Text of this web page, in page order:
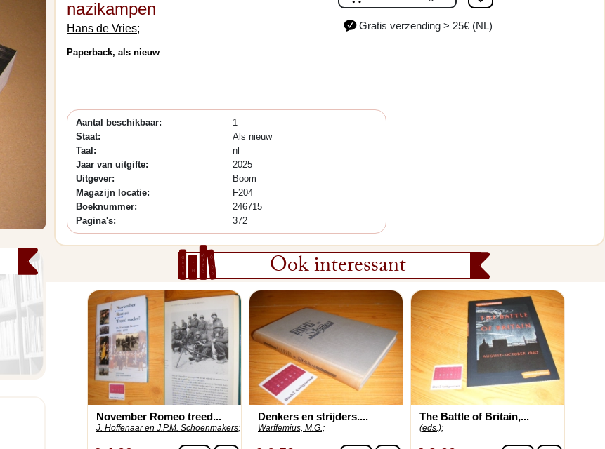
nazikampen
Hans de Vries;
Paperback, als nieuw
Gratis verzending > 25€ (NL)
Aantal beschikbaar:
1
Staat:
Als nieuw
Taal:
nl
Jaar van uitgifte:
2025
Uitgever:
Boom
Magazijn locatie:
F204
Boeknummer:
246715
Pagina's:
372
Ook interessant
November Romeo treed...
J. Hoffenaar en J.P.M. Schoenmakers;
Denkers en strijders....
Warffemius, M.G.;
The Battle of Britain,...
(eds.);